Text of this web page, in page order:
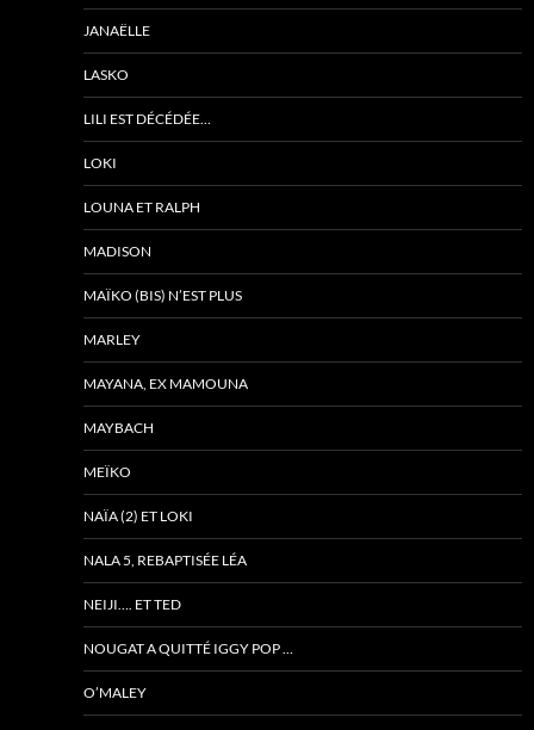
JANAËLLE
LASKO
LILI EST DÉCÉDÉE…
LOKI
LOUNA ET RALPH
MADISON
MAÏKO (BIS) N’EST PLUS
MARLEY
MAYANA, EX MAMOUNA
MAYBACH
MEÏKO
NAÏA (2) ET LOKI
NALA 5, REBAPTISÉE LÉA
NEIJI…. ET TED
NOUGAT A QUITTÉ IGGY POP …
O’MALEY